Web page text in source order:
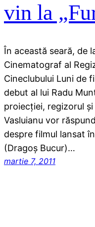
vin la
În această seară, de
Cinematograf al
Cineclubului Luni de
debut al lui Radu
proiecţiei, regizorul
Vasluianu vor
despre filmul lansat
(Dragoş Bucur)…
martie 7, 2011